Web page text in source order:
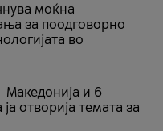
моќна
за поодговорно
во
Македонија и 6
отворија темата за